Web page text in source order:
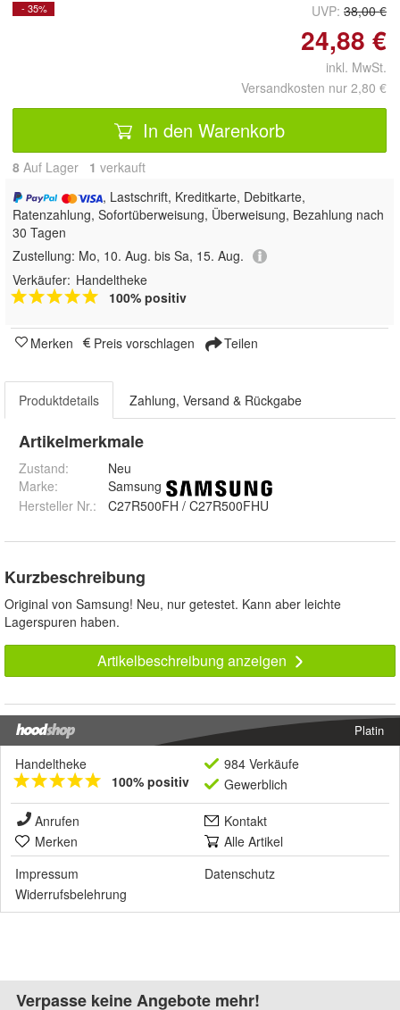
- 35% UVP: 38,00 €
24,88 €
inkl. MwSt.
Versandkosten nur 2,80 €
In den Warenkorb
8 Auf Lager 1 verkauft
, Lastschrift, Kreditkarte, Debitkarte,
Ratenzahlung, Sofortüberweisung, Überweisung, Bezahlung nach
30 Tagen
Zustellung: Mo, 10. Aug. bis Sa, 15. Aug.
Verkäufer: Handeltheke
100% positiv
Merken Preis vorschlagen Teilen
Produktdetails Zahlung, Versand & Rückgabe
Artikelmerkmale
Zustand:
Neu
Marke:
Samsung
Hersteller Nr.:
C27R500FH / C27R500FHU
Kurzbeschreibung
Original von Samsung! Neu, nur getestet. Kann aber leichte
Lagerspuren haben.
Artikelbeschreibung anzeigen
Platin
Handeltheke
100% positiv
984 Verkäufe
Gewerblich
Anrufen
Kontakt
Merken
Alle Artikel
Impressum
Datenschutz
Widerrufsbelehrung
Verpasse keine Angebote mehr!